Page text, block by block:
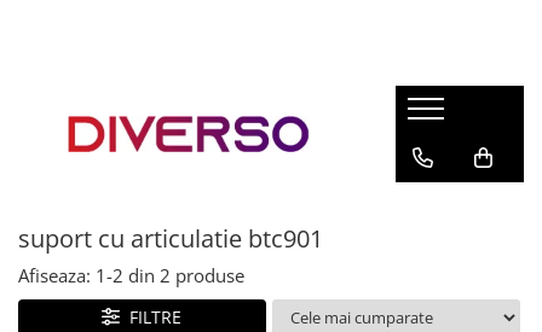
ASA
SILK
suport cu articulatie btc901
Afiseaza: 1-2 din 2 produse
FILTRE